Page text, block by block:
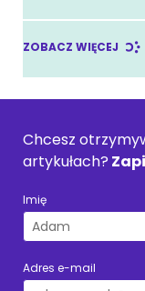
ZOBACZ WIĘCEJ
Chcesz
artykułach?
Imię
Adres e-mail